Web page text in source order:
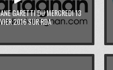
GARETTI DU MERCREDI 13
2016 SUR RDA